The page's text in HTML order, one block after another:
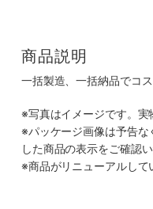
商品説明
一括製造、一括納品でコ
※写真はイメージです。実
※パッケージ画像は予告な
した商品の表示をご確認
※商品がリニューアルして